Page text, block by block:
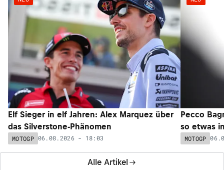
Alle Artikel
Elf Sieger in elf Jahren: Alex Marquez über
das Silverstone-Phänomen
MOTOGP 06.08.2026 - 18:03
Pecco
so etwas
MOTOGP